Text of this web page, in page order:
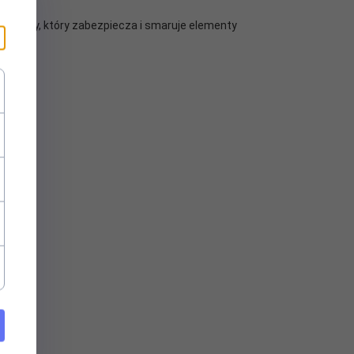
który zabezpiecza i smaruje elementy